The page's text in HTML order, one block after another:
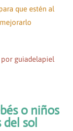
que estén al
guiadelapiel
o niños
sol